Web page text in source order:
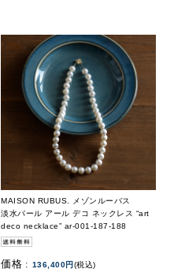
MAISON RUBUS. メゾンルーバス
淡水パール アール デコ ネックレス “art
deco necklace” ar-001-187-188
価格 : 136,400円 (税込)